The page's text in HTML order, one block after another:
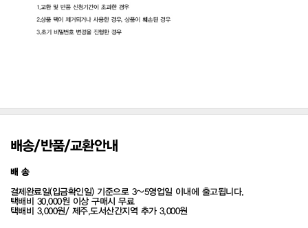
배송/반품/교환안내
배 송
결제완료일(입금확인일) 기준으로 3~5영업일 이내에 출고됩니다.
택배비 30,000원 이상 구매시 무료
택배비 3,000원/ 제주,도서산간지역 추가 3,000원